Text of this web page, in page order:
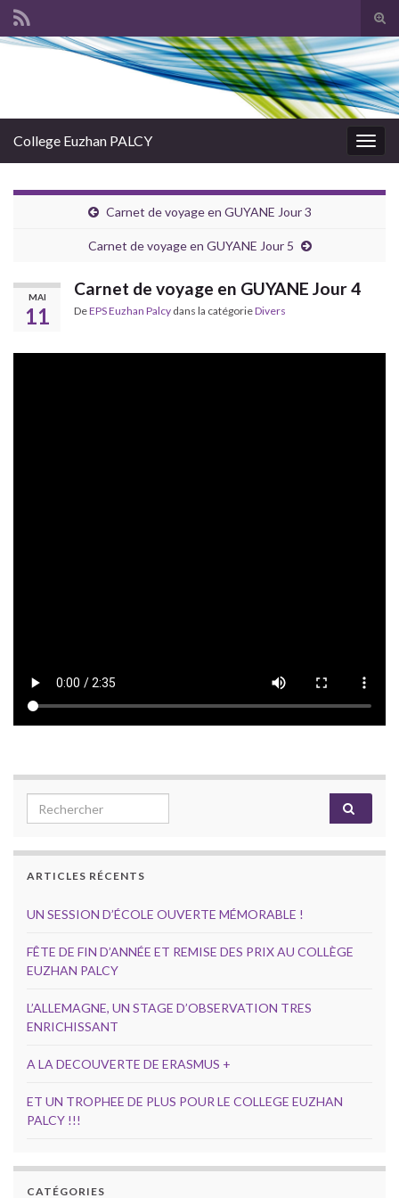
Search for:
College Euzhan PALCY
Carnet de voyage en GUYANE Jour 3
Carnet de voyage en GUYANE Jour 5
MAI
11
Carnet de voyage en GUYANE Jour 4
DeEPS Euzhan Palcy dans la catégorieDivers
Search for:
ARTICLES RÉCENTS
UN SESSION D’ÉCOLE OUVERTE MÉMORABLE !
FÊTE DE FIN D’ANNÉE ET REMISE DES PRIX AU COLLÈGE
EUZHAN PALCY
L’ALLEMAGNE, UN STAGE D’OBSERVATION TRES
ENRICHISSANT
A LA DECOUVERTE DE ERASMUS +
ET UN TROPHEE DE PLUS POUR LE COLLEGE EUZHAN
PALCY !!!
CATÉGORIES